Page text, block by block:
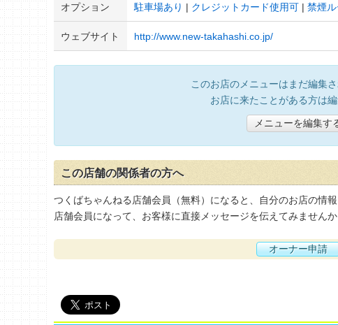
オプション 駐車場あり クレジットカード使用可 禁煙
ウェブサイト http://www.new-takahashi.co.jp/
このお店のメニューはまだ編集さ
お店に来たことがある方は編
メニューを編集す
この店舗の関係者の方へ
つくばちゃんねる店舗会員（無料）になると、自分のお店の情
店舗会員になって、お客様に直接メッセージを伝えてみませんか
オーナー申請